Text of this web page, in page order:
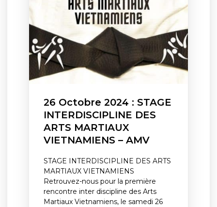
26 Octobre 2024 : STAGE
INTERDISCIPLINE DES
ARTS MARTIAUX
VIETNAMIENS – AMV
STAGE INTERDISCIPLINE DES ARTS
MARTIAUX VIETNAMIENS
Retrouvez-nous pour la première
rencontre inter discipline des Arts
Martiaux Vietnamiens, le samedi 26